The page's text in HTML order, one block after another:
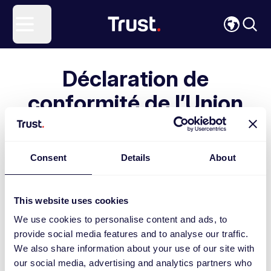
Consent Details About
This website uses cookies
We use cookies to personalise content and ads, to
provide social media features and to analyse our traffic.
We also share information about your use of our site with
our social media, advertising and analytics partners who
Déclaration de
conformité de l’Union
européenne
conformité de l’UE disponibles en téléchargement.
Need help with your search?